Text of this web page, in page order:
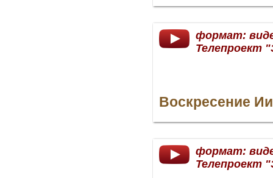
формат:
Телепроект
Воскресение
формат:
Телепроект